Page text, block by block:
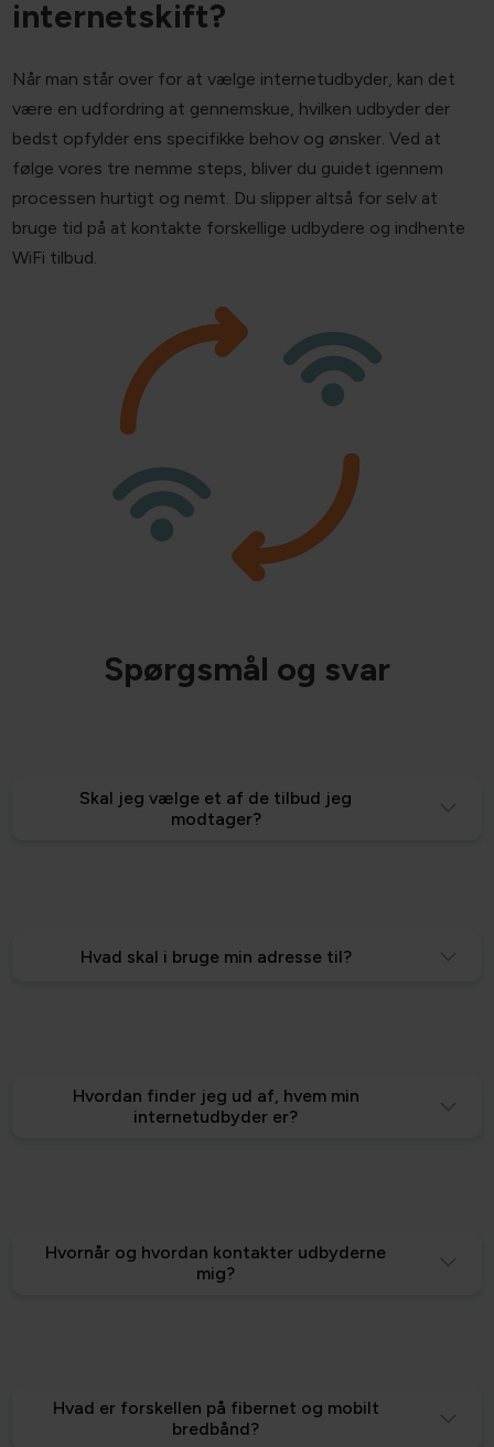
internetskift?
Når man står over for at vælge internetudbyder, kan det
være en udfordring at gennemskue, hvilken udbyder der
bedst opfylder ens specifikke behov og ønsker. Ved at
følge vores tre nemme steps, bliver du guidet igennem
processen hurtigt og nemt. Du slipper altså for selv at
bruge tid på at kontakte forskellige udbydere og indhente
WiFi tilbud.
Spørgsmål og svar
Skal jeg vælge et af de tilbud jeg
modtager?
Hvad skal i bruge min adresse til?
Hvordan finder jeg ud af, hvem min
internetudbyder er?
Hvornår og hvordan kontakter udbyderne
mig?
Hvad er forskellen på fibernet og mobilt
bredbånd?